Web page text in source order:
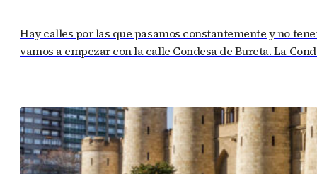
Hay calles por las que pasamos constantemente y no
vamos a empezar con la calle Condesa de Bureta. La